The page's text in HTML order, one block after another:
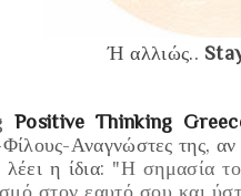
Ή αλλιώς..
Positive Thinking
Αναγνώστες της,
η ίδια: "Η σημασία
στον εαυτό σου και